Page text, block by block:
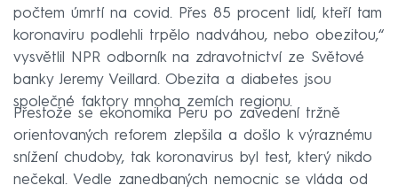
počtem úmrtí na covid. Přes 85 procent lidí, kteří tam
koronaviru podlehli trpělo nadváhou, nebo obezitou,“
vysvětlil NPR odborník na zdravotnictví ze Světové
banky Jeremy Veillard. Obezita a diabetes jsou
společné faktory mnoha zemích regionu.
Přestože se ekonomika Peru po zavedení tržně
orientovaných reforem zlepšila a došlo k výraznému
snížení chudoby, tak koronavirus byl test, který nikdo
nečekal. Vedle zanedbaných nemocnic se vláda od